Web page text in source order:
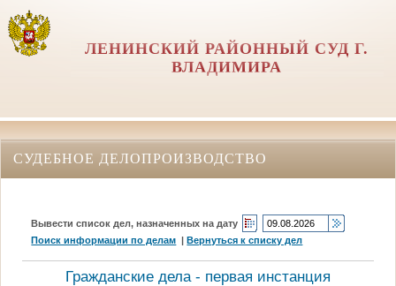
ЛЕНИНСКИЙ РАЙОННЫЙ СУД Г.
ВЛАДИМИРА
СУДЕБНОЕ ДЕЛОПРОИЗВОДСТВО
Вывести список дел, назначенных на дату
Поиск информации по делам |Вернуться к списку дел
Гражданские дела - первая инстанция